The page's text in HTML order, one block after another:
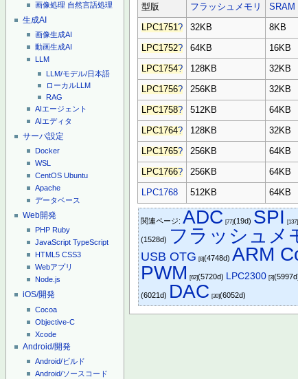
画像処理 自然言語処理
生成AI
画像生成AI
動画生成AI
LLM
LLM/モデル/日本語
ローカルLLM
RAG
AIエージェント
AIエディタ
サーバ設定
Docker
WSL
CentOS Ubuntu
Apache
データベース
Web開発
PHP Ruby
JavaScript TypeScript
HTML5 CSS3
Webアプリ
Node.js
iOS/開発
Cocoa
Objective-C
Xcode
Android/開発
Android/ビルド
Android/ソースコード
型版 フラッシュメモリ SRAM
LPC1751? 32KB 8KB
LPC1752? 64KB 16KB
LPC1754? 128KB 32KB
LPC1756? 256KB 32KB
LPC1758? 512KB 64KB
LPC1764? 128KB 32KB
LPC1765? 256KB 64KB
LPC1766? 256KB 64KB
LPC1768 512KB 64KB
関連ページ:ADC [77](19d) SPI [137]
(1528d) フラッシュメ
USB OTG [8](4748d)ARM
PWM [62](5720d) LPC2300 [3]
(6021d) DAC [30](6052d)